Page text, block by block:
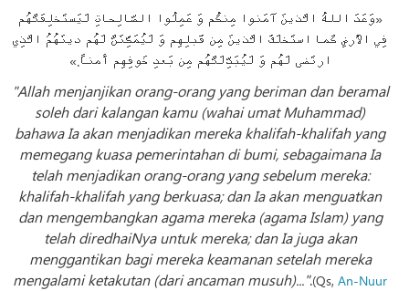
«وَعَدَ اللهُ الَّذينَ آمَنوا مِنكُم وَ عَمِلُوا الصّالِحاتِ لَيَستَخلِفَنَّهُم
فِي الأَرضِ كَما استَخلَفَ الَّذينَ مِن قَبلِهِم وَ لَيُمَكِّنَنَّ لَهُم دينَهُمُ الَّذِي
ارتَضی لَهُم وَ لَيُبَدِّلَنَّهُم مِن بَعدِ خَوفِهِم أَمناً.»
"Allah menjanjikan orang-orang yang beriman dan beramal
soleh dari kalangan kamu (wahai umat Muhammad)
bahawa Ia akan menjadikan mereka khalifah-khalifah yang
memegang kuasa pemerintahan di bumi, sebagaimana Ia
telah menjadikan orang-orang yang sebelum mereka:
khalifah-khalifah yang berkuasa; dan Ia akan menguatkan
dan mengembangkan agama mereka (agama Islam) yang
telah diredhaiNya untuk mereka; dan Ia juga akan
menggantikan bagi mereka keamanan setelah mereka
mengalami ketakutan (dari ancaman musuh)...".(Qs, An-Nuur